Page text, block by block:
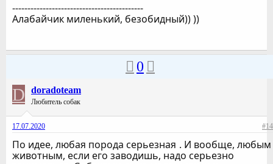
-------------------------------------------
Алабайчик миленький, безобидный)) ))
0
D doradoteam
Любитель собак
17.07.2020 #14
По идее, любая порода серьезная . И вообще, любым
животным, если его заводишь, надо серьезно